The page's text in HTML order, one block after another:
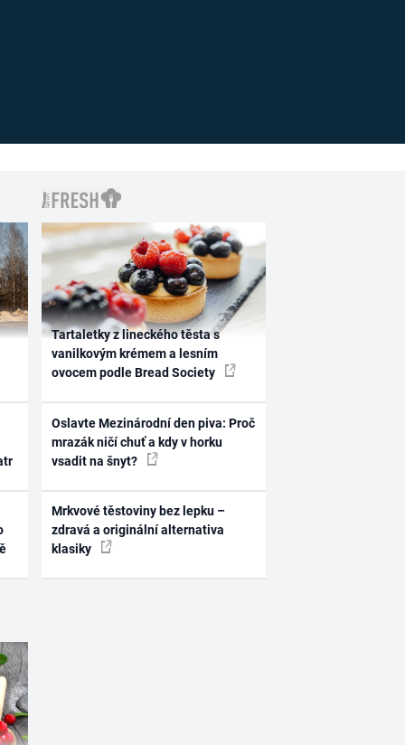
Tartaletky z lineckého těsta s
vanilkovým krémem a lesním
ovocem podle Bread Society
Oslavte Mezinárodní den piva: Proč
mrazák ničí chuť a kdy v horku
vsadit na šnyt?
Mrkvové těstoviny bez lepku –
zdravá a originální alternativa
klasiky